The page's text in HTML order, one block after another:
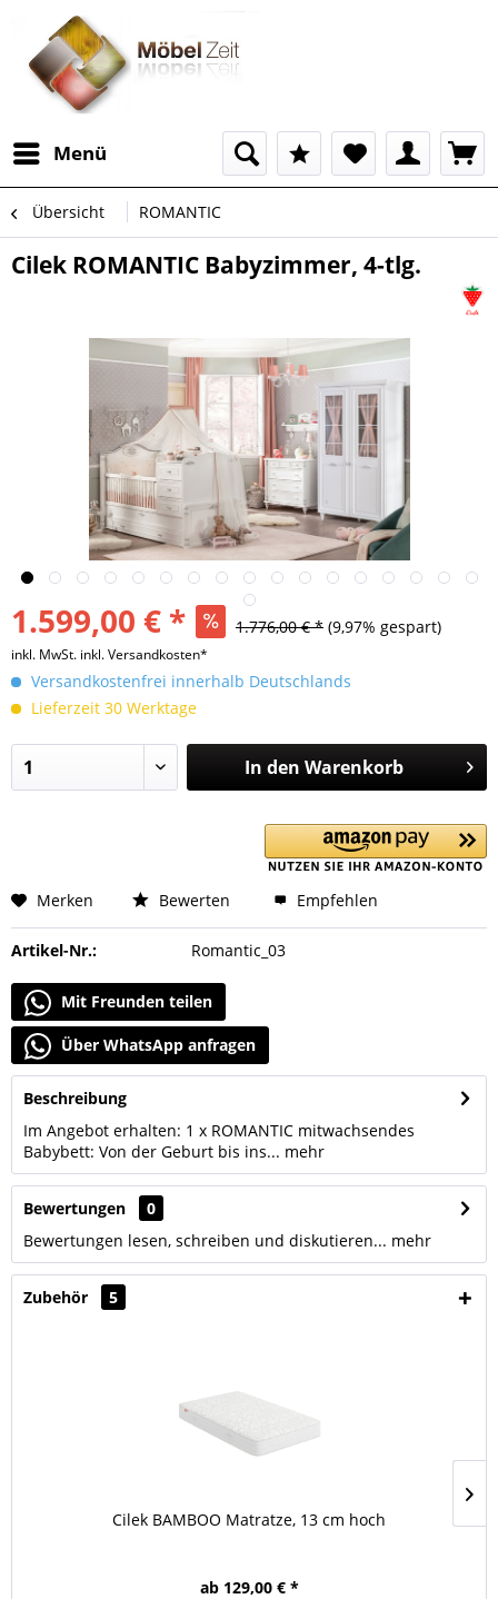
Menü
Übersicht ROMANTIC
Cilek ROMANTIC Babyzimmer, 4-tlg.
1.599,00 € * 1.776,00 € * (9,97% gespart)
inkl. MwSt. inkl. Versandkosten*
Versandkostenfrei innerhalb Deutschlands
Lieferzeit 30 Werktage
In den Warenkorb
Merken Bewerten Empfehlen
Artikel-Nr.: Romantic_03
Mit Freunden teilen
Über WhatsApp anfragen
Beschreibung
Im Angebot erhalten: 1 x ROMANTIC mitwachsendes
Babybett: Von der Geburt bis ins... mehr
Bewertungen
0
Bewertungen lesen, schreiben und diskutieren... mehr
Zubehör 5
Cilek BAMBOO Matratze, 13 cm hoch
ab 129,00 € *